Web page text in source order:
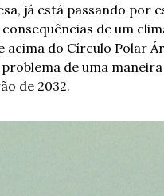
já está passando por
de um
acima do Círculo Polar
de uma
de 2032.